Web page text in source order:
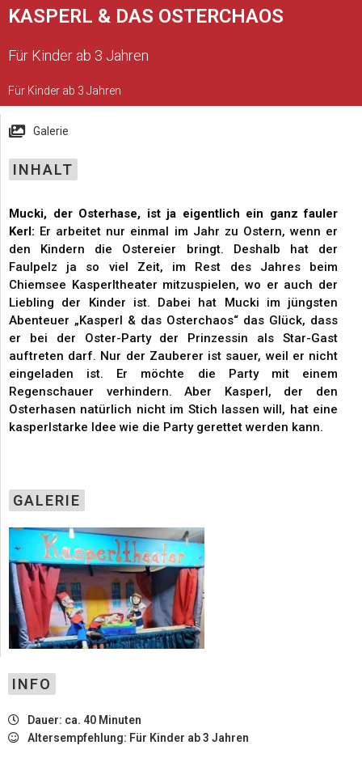
KASPERL & DAS OSTERCHAOS
Für Kinder ab 3 Jahren
Für Kinder ab 3 Jahren
INFO
Dauer: ca. 40 Minuten
Altersempfehlung: Für Kinder ab 3 Jahren
INHALT
Galerie
Mucki, der Osterhase, ist ja eigentlich ein ganz fauler
Kerl: Er arbeitet nur einmal im Jahr zu Ostern, wenn er
den Kindern die Ostereier bringt. Deshalb hat der
Faulpelz ja so viel Zeit, im Rest des Jahres beim
Chiemsee Kasperltheater mitzuspielen, wo er auch der
Liebling der Kinder ist. Dabei hat Mucki im jüngsten
Abenteuer „Kasperl & das Osterchaos“ das Glück, dass
er bei der Oster-Party der Prinzessin als Star-Gast
auftreten darf. Nur der Zauberer ist sauer, weil er nicht
eingeladen ist. Er möchte die Party mit einem
Regenschauer verhindern. Aber Kasperl, der den
Osterhasen natürlich nicht im Stich lassen will, hat eine
kasperlstarke Idee wie die Party gerettet werden kann.
GALERIE